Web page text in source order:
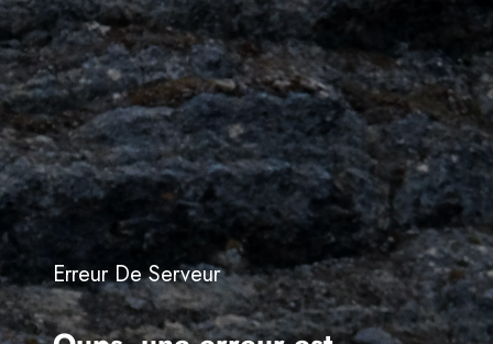
France
Australie
Royaume-Uni
États-Unis
Allemagne
Suisse
France
Suède
Erreur De Serveur